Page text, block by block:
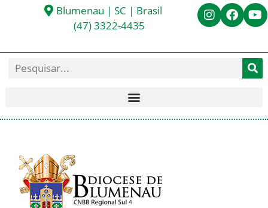
Blumenau | SC | Brasil
(47) 3322-4435